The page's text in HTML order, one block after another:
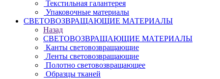
Текстильная галантерея
Упаковочные материалы
СВЕТОВОЗВРАЩАЮЩИЕ МАТЕРИАЛЫ
Назад
СВЕТОВОЗВРАЩАЮЩИЕ МАТЕРИАЛЫ
Канты световозвращающие
Ленты световозвращающие
Полотно световозвращающее
Образцы тканей